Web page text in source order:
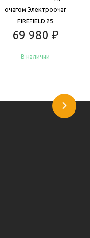
очагом Электроочаг
FIREFIELD 25
69 980 ₽
В наличии